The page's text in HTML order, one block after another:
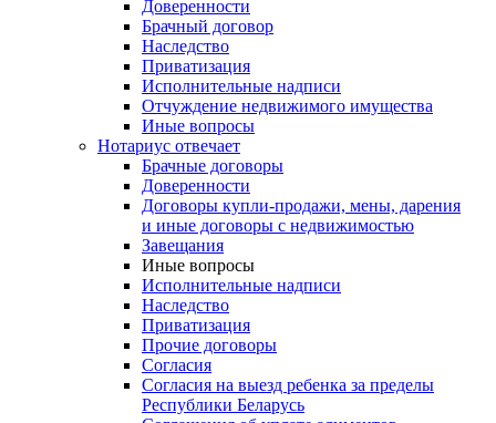
Доверенности
Брачный договор
Наследство
Приватизация
Исполнительные надписи
Отчуждение недвижимого имущества
Иные вопросы
Нотариус отвечает
Брачные договоры
Доверенности
Договоры купли-продажи, мены, дарения
и иные договоры с недвижимостью
Завещания
Иные вопросы
Исполнительные надписи
Наследство
Приватизация
Прочие договоры
Согласия
Согласия на выезд ребенка за пределы
Республики Беларусь